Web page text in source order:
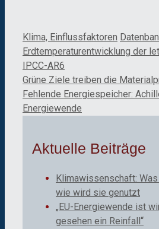
Kategorien
Klima, Einflussfaktoren
Erdtemperaturentwicklung der
IPCC-AR6
Grüne Ziele treiben die
Fehlende Energiespeicher:
Energiewende
Aktuelle Beiträge
Klimawissenschaft:
wie wird sie genutzt
„EU-Energiewende ist
gesehen ein Reinfall“